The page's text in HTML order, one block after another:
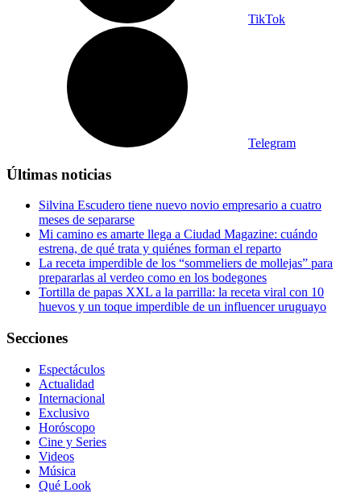
TikTok
Telegram
Últimas noticias
Silvina Escudero tiene nuevo novio empresario a cuatro
meses de separarse
Mi camino es amarte llega a Ciudad Magazine: cuándo
estrena, de qué trata y quiénes forman el reparto
La receta imperdible de los “sommeliers de mollejas” para
prepararlas al verdeo como en los bodegones
Tortilla de papas XXL a la parrilla: la receta viral con 10
huevos y un toque imperdible de un influencer uruguayo
Secciones
Espectáculos
Actualidad
Internacional
Exclusivo
Horóscopo
Cine y Series
Videos
Música
Qué Look